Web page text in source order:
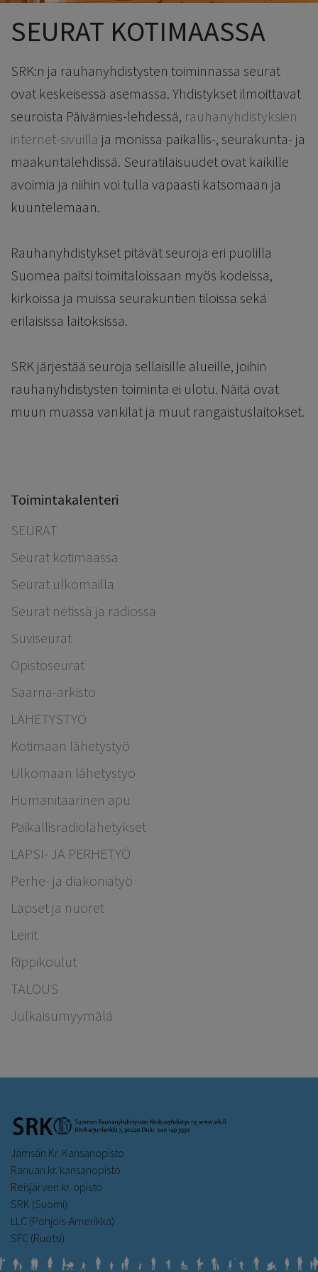
SEURAT KOTIMAASSA
SRK:n ja rauhanyhdistysten toiminnassa seurat
ovat keskeisessä asemassa. Yhdistykset ilmoittavat
seuroista Päivämies-lehdessä, rauhanyhdistyksien
internet-sivuilla ja monissa paikallis-, seurakunta- ja
maakuntalehdissä. Seuratilaisuudet ovat kaikille
avoimia ja niihin voi tulla vapaasti katsomaan ja
kuuntelemaan.
Rauhanyhdistykset pitävät seuroja eri puolilla
Suomea paitsi toimitaloissaan myös kodeissa,
kirkoissa ja muissa seurakuntien tiloissa sekä
erilaisissa laitoksissa.
SRK järjestää seuroja sellaisille alueille, joihin
rauhanyhdistysten toiminta ei ulotu. Näitä ovat
muun muassa vankilat ja muut rangaistuslaitokset.
Toimintakalenteri
SEURAT
Seurat kotimaassa
Seurat ulkomailla
Seurat netissä ja radiossa
Suviseurat
Opistoseurat
Saarna-arkisto
LÄHETYSTYÖ
Kotimaan lähetystyö
Ulkomaan lähetystyö
Humanitaarinen apu
Paikallisradiolähetykset
LAPSI- JA PERHETYÖ
Perhe- ja diakoniatyö
Lapset ja nuoret
Leirit
Rippikoulut
TALOUS
Julkaisumyymälä
Jämsän Kr. Kansanopisto
Ranuan kr. kansanopisto
Reisjärven kr. opisto
SRK (Suomi)
LLC (Pohjois-Amerikka)
SFC (Ruotsi)